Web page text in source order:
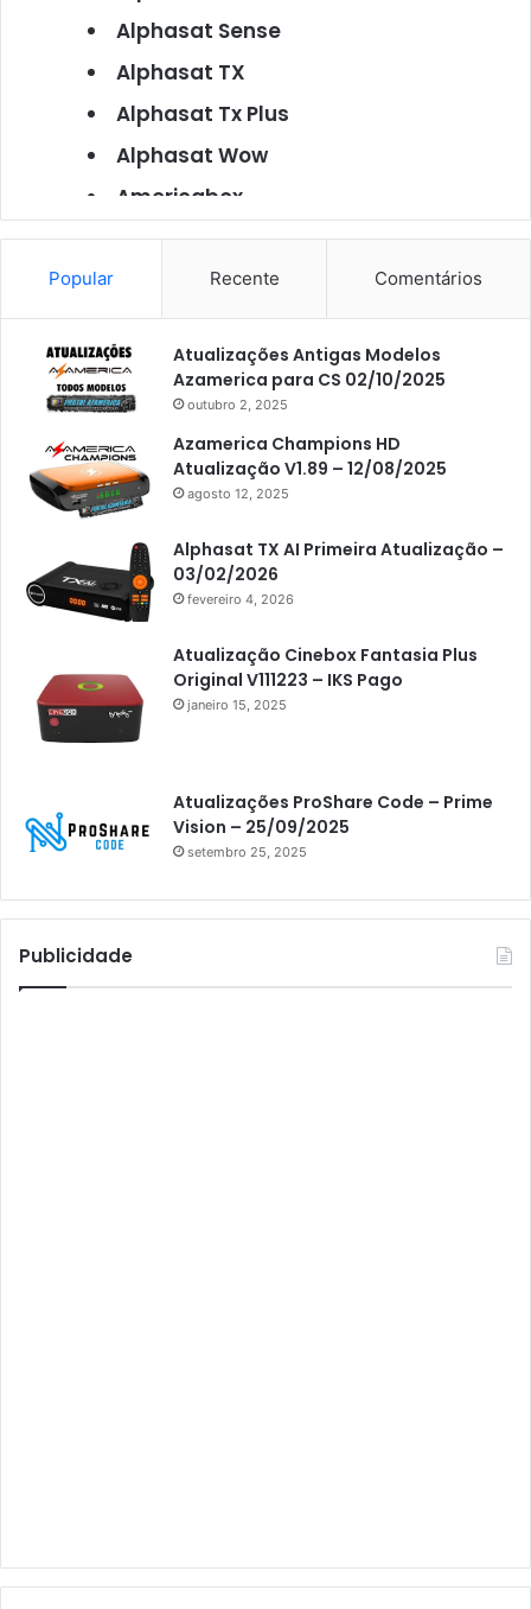
Alphasat Sense
Alphasat TX
Alphasat Tx Plus
Alphasat Wow
Americabox
Americabox S101
Americabox S105
Americabox S105 Plus
Americabox S205
Americabox S205 Plus
Americabox S305 Plus
Artcom
Athomics
Athomics Eon
Athomics i3
Athomics i3 Bold
Athomics Inspire Qi
Athomics Inspire Qi Lite
Athomics S3
Athomics T3
Atto
AttoNet
Audisat K10 Urus
Popular Recente Comentários
Atualizações Antigas Modelos
Azamerica para CS 02/10/2025
outubro 2, 2025
Azamerica Champions HD
Atualização V1.89 – 12/08/2025
agosto 12, 2025
Alphasat TX AI Primeira Atualização –
03/02/2026
fevereiro 4, 2026
Atualização Cinebox Fantasia Plus
Original V111223 – IKS Pago
janeiro 15, 2025
Atualizações ProShare Code – Prime
Vision – 25/09/2025
setembro 25, 2025
Publicidade